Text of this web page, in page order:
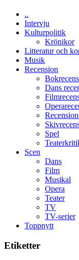
..
Intervju
Kulturpolitik
Krönikor
Litteratur och
Musik
Recension
Dans
Spel
Scen
Dans
Film
Musikal
Opera
Teater
TV
TV-serier
Toppnytt
Etiketter